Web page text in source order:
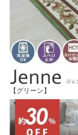
【グリーン】